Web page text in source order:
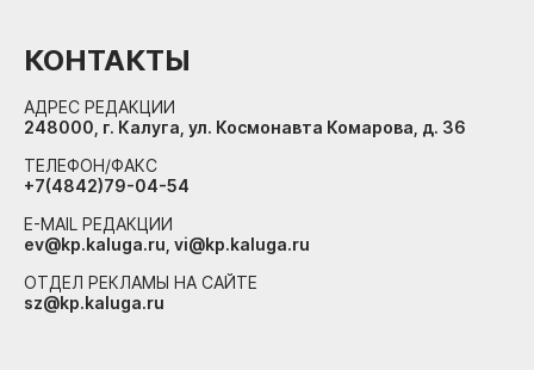
КОНТАКТЫ
АДРЕС РЕДАКЦИИ
248000, г. Калуга, ул. Космонавта Комарова, д. 36
ТЕЛЕФОН/ФАКС
+7(4842)79-04-54
E-MAIL РЕДАКЦИИ
ev@kp.kaluga.ru, vi@kp.kaluga.ru
ОТДЕЛ РЕКЛАМЫ НА САЙТЕ
sz@kp.kaluga.ru